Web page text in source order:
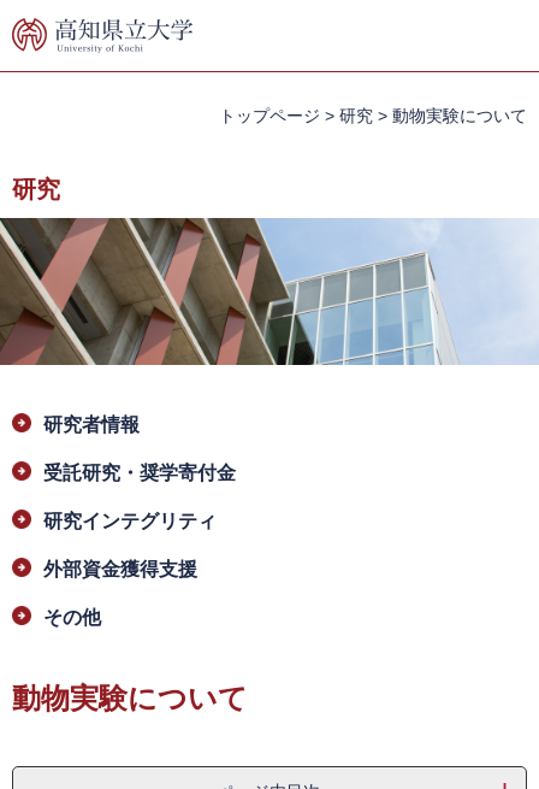
ー
す。
ニ
し
て
本
文
トップページ > 研究 > 動物実験について
研究
文
研究者情報
受託研究・奨学寄付金
研究インテグリティ
外部資金獲得支援
その他
動物実験について